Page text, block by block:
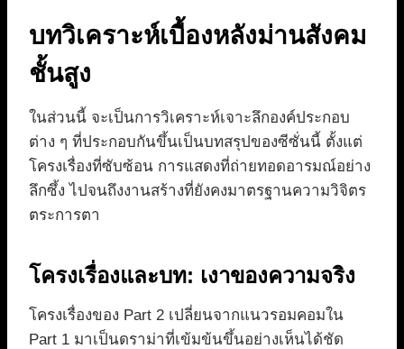
บทวิเคราะห์เบื้องหลังม่านสังคม
ชั้นสูง
ในส่วนนี้ จะเป็นการวิเคราะห์เจาะลึกองค์ประกอบ
ต่าง ๆ ที่ประกอบกันขึ้นเป็นบทสรุปของซีซั่นนี้ ตั้งแต่
โครงเรื่องที่ซับซ้อน การแสดงที่ถ่ายทอดอารมณ์อย่าง
ลึกซึ้ง ไปจนถึงงานสร้างที่ยังคงมาตรฐานความวิจิตร
ตระการตา
โครงเรื่องและบท: เงาของความจริง
โครงเรื่องของ Part 2 เปลี่ยนจากแนวรอมคอมใน
Part 1 มาเป็นดราม่าที่เข้มข้นขึ้นอย่างเห็นได้ชัด